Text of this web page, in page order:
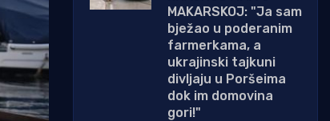
MAKARSKOJ: "Ja sam
bježao u poderanim
farmerkama, a
ukrajinski tajkuni
divljaju u Poršeima
dok im domovina
gori!"